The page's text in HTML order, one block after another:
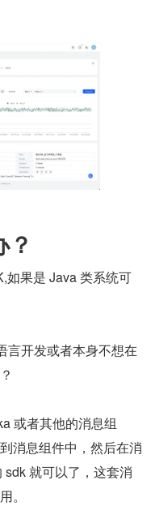
如果是 Java 类系统可
言开发或者本身不想在
或者其他的消息组
消息组件中，然后在消
就可以了，这套消
。